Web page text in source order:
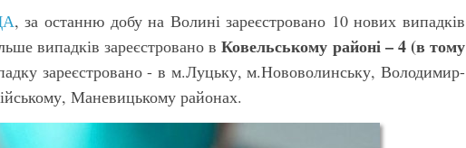
, за останню добу на Волині зареєстровано 10 нових випадків
випадків зареєстровано в Ковельському районі – 4 (в тому
зареєстровано - в м.Луцьку, м.Нововолинську, Володимир-
Маневицькому районах.